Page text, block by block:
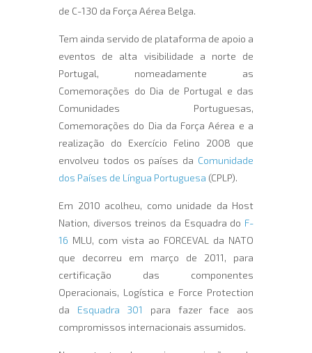
de C-130 da Força Aérea Belga.
Tem ainda servido de plataforma de apoio a
eventos de alta visibilidade a norte de
Portugal, nomeadamente as
Comemorações do Dia de Portugal e das
Comunidades Portuguesas,
Comemorações do Dia da Força Aérea e a
realização do Exercício Felino 2008 que
envolveu todos os países da Comunidade
dos Países de Língua Portuguesa (CPLP).
Em 2010 acolheu, como unidade da Host
Nation, diversos treinos da Esquadra do F-
16 MLU, com vista ao FORCEVAL da NATO
que decorreu em março de 2011, para
certificação das componentes
Operacionais, Logística e Force Protection
da Esquadra 301
para fazer face aos
compromissos internacionais assumidos.